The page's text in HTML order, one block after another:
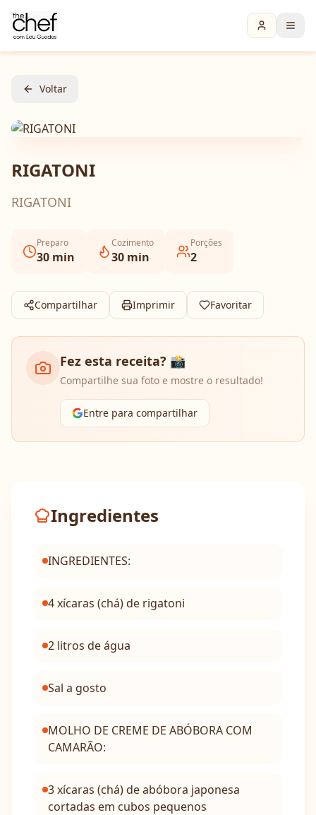
Voltar
RIGATONI
RIGATONI
Preparo
30 min
Cozimento
30 min
Porções
2
Compartilhar Imprimir Favoritar
Fez esta receita? 📸
Compartilhe sua foto e mostre o resultado!
Entre para compartilhar
Ingredientes
INGREDIENTES:
4 xícaras (chá) de rigatoni
2 litros de água
Sal a gosto
MOLHO DE CREME DE ABÓBORA COM
CAMARÃO:
3 xícaras (chá) de abóbora japonesa
cortadas em cubos pequenos